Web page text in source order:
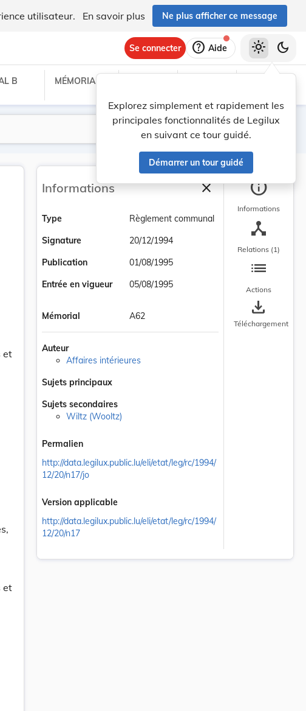
utilisateur. En savoir plus Ne plus afficher ce message
Se connecter help Aide
Explorez simplement et rapidement les
principales fonctionnalités de Legilux
en suivant ce tour guidé.
Démarrer un tour guidé
light_mode dark_mode
B MÉMORIAL C
Lancer la recherche
Filtres
et
et
Informations closeFermer la barre
Type
Règlement communal
Signature
20/12/1994
Publication
01/08/1995
Entrée en vigueur
05/08/1995
Mémorial A62
Auteur
Affaires intérieures
Sujets principaux
Sujets secondaires
Wiltz (Wooltz)
Permalien
http://data.legilux.public.lu/eli/etat/leg/rc/1994/
12/20/n17/jo
Version applicable
http://data.legilux.public.lu/eli/etat/leg/rc/1994/
12/20/n17
info
Informations
device_hub
Relations (1)
list
Actions
save_alt
Téléchargement